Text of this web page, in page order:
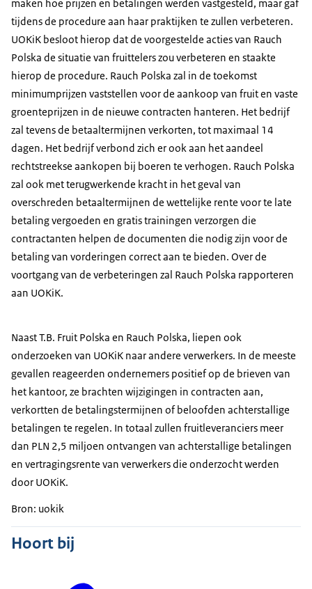
maken hoe prijzen en betalingen werden vastgesteld, maar gaf
tijdens de procedure aan haar praktijken te zullen verbeteren.
UOKiK besloot hierop dat de voorgestelde acties van Rauch
Polska de situatie van fruittelers zou verbeteren en staakte
hierop de procedure. Rauch Polska zal in de toekomst
minimumprijzen vaststellen voor de aankoop van fruit en vaste
groenteprijzen in de nieuwe contracten hanteren. Het bedrijf
zal tevens de betaaltermijnen verkorten, tot maximaal 14
dagen. Het bedrijf verbond zich er ook aan het aandeel
rechtstreekse aankopen bij boeren te verhogen. Rauch Polska
zal ook met terugwerkende kracht in het geval van
overschreden betaaltermijnen de wettelijke rente voor te late
betaling vergoeden en gratis trainingen verzorgen die
contractanten helpen de documenten die nodig zijn voor de
betaling van vorderingen correct aan te bieden. Over de
voortgang van de verbeteringen zal Rauch Polska rapporteren
aan UOKiK.
Naast T.B. Fruit Polska en Rauch Polska, liepen ook
onderzoeken van UOKiK naar andere verwerkers. In de meeste
gevallen reageerden ondernemers positief op de brieven van
het kantoor, ze brachten wijzigingen in contracten aan,
verkortten de betalingstermijnen of beloofden achterstallige
betalingen te regelen. In totaal zullen fruitleveranciers meer
dan PLN 2,5 miljoen ontvangen van achterstallige betalingen
en vertragingsrente van verwerkers die onderzocht werden
door UOKiK.
Bron: uokik
Hoort bij